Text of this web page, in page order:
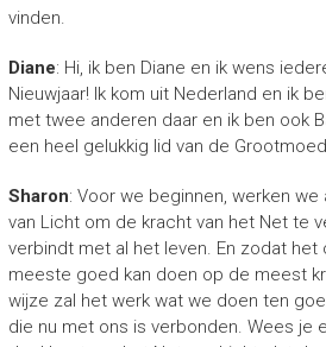
vinden.
Diane: Hi, ik ben Diane en ik wens
Nieuwjaar! Ik kom uit Nederland en ik
met twee anderen daar en ik ben ook
een heel gelukkig lid van de
Sharon: Voor we beginnen, werken
van Licht om de kracht van het Net te
verbindt met al het leven. En zodat het
meeste goed kan doen op de meest
wijze zal het werk wat we doen ten
die nu met ons is verbonden. Wees je